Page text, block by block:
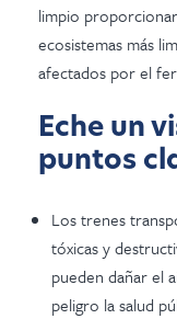
limpio
ecosistemas más
afectados por el
Eche un
puntos
Los trenes
tóxicas y
pueden dañar el
peligro la salud